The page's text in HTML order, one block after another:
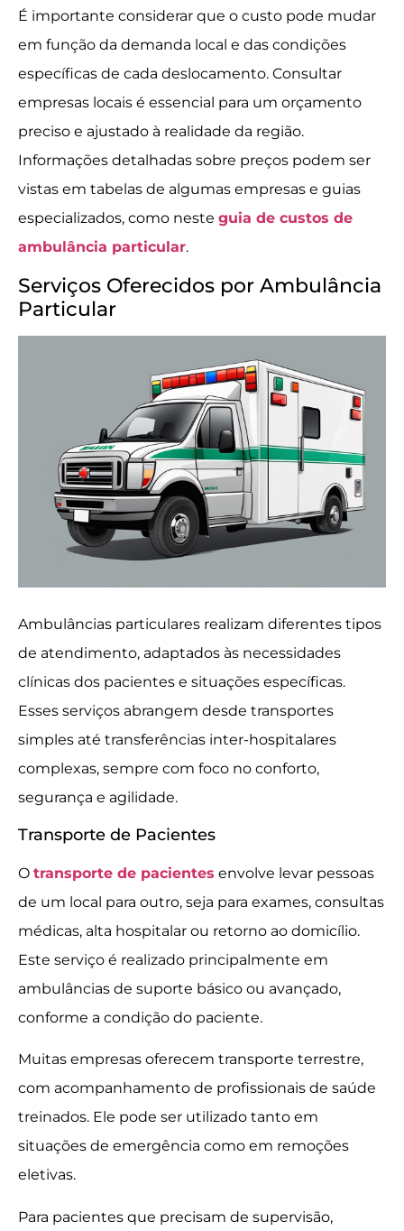
É importante considerar que o custo pode mudar
em função da demanda local e das condições
específicas de cada deslocamento. Consultar
empresas locais é essencial para um orçamento
preciso e ajustado à realidade da região.
Informações detalhadas sobre preços podem ser
vistas em tabelas de algumas empresas e guias
especializados, como neste guia de custos de
ambulância particular.
Serviços Oferecidos por Ambulância
Particular
Ambulâncias particulares realizam diferentes tipos
de atendimento, adaptados às necessidades
clínicas dos pacientes e situações específicas.
Esses serviços abrangem desde transportes
simples até transferências inter-hospitalares
complexas, sempre com foco no conforto,
segurança e agilidade.
Transporte de Pacientes
O transporte de pacientes envolve levar pessoas
de um local para outro, seja para exames, consultas
médicas, alta hospitalar ou retorno ao domicílio.
Este serviço é realizado principalmente em
ambulâncias de suporte básico ou avançado,
conforme a condição do paciente.
Muitas empresas oferecem transporte terrestre,
com acompanhamento de profissionais de saúde
treinados. Ele pode ser utilizado tanto em
situações de emergência como em remoções
eletivas.
Para pacientes que precisam de supervisão,